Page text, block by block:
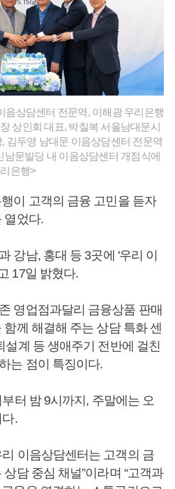
상담센터 전문역, 이해광 우리은행
상인회 대표, 박칠복 서울남대문시
김두영 남대문 이음상담센터 전문역
남문빌딩 내 이음상담센터 개점식에
은행>
이 고객의 금융 고민을 듣자
열었다.
강남, 홍대 등 3곳에 '우리 이
17일 밝혔다.
영업점과달리 금융상품 판매
께 해결해 주는 상담 특화 센
설계 등 생애주기 전반에 걸친
는 점이 특징이다.
터 밤 9시까지, 주말에는 오
.
이음상담센터는 고객의 금
담 중심 채널”이라며 “고객과